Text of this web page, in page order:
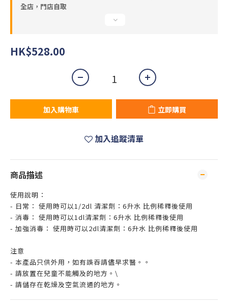
全店，門店自取
HK$528.00
加入購物車 立即購買
加入追蹤清單
商品描述
使用說明：
- 日常： 使用時可以1/2dl 清潔劑：6升水 比例稀釋後使用
- 消毒： 使用時可以1dl清潔劑：6升水 比例稀釋後使用
- 加強消毒： 使用時可以2dl清潔劑：6升水 比例稀釋後使用
注意
- 本產品只供外用，如有誤吞請儘早求醫。。
- 請放置在兒童不能觸及的地方。\
- 請儲存在乾燥及空氣流通的地方。